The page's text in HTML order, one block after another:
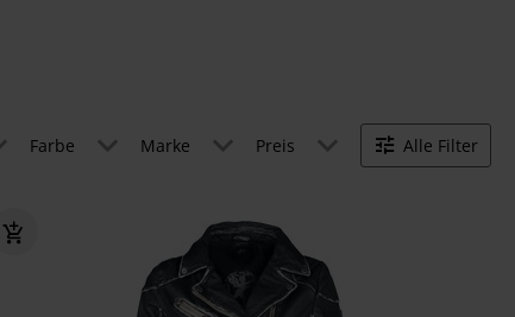
Farbe Marke Preis Alle Filter